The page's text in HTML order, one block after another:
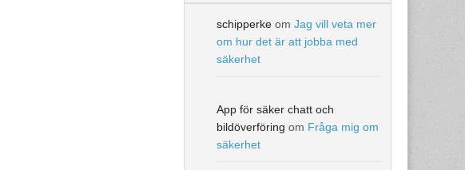
schipperke om Jag vill veta mer
om hur det är att jobba med
säkerhet
App för säker chatt och
bildöverföring om Fråga mig om
säkerhet